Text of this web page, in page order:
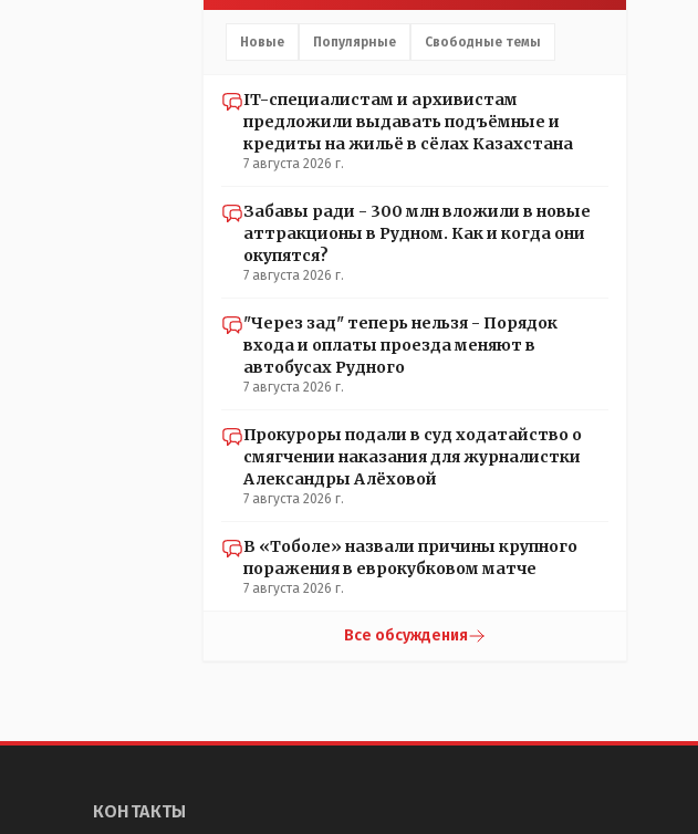
контроль. То есть первая часть - информация до
трагедии, вторая часть - информация после
трагедии, когда все уже было исправлено.
Новые Популярные Свободные темы
IT-специалистам и архивистам
предложили выдавать подъёмные и
кредиты на жильё в сёлах Казахстана
7 августа 2026 г.
Забавы ради - 300 млн вложили в новые
аттракционы в Рудном. Как и когда они
окупятся?
7 августа 2026 г.
"Через зад" теперь нельзя - Порядок
входа и оплаты проезда меняют в
автобусах Рудного
7 августа 2026 г.
Прокуроры подали в суд ходатайство о
смягчении наказания для журналистки
Александры Алёховой
7 августа 2026 г.
В «Тоболе» назвали причины крупного
поражения в еврокубковом матче
7 августа 2026 г.
Все обсуждения
КОНТАКТЫ